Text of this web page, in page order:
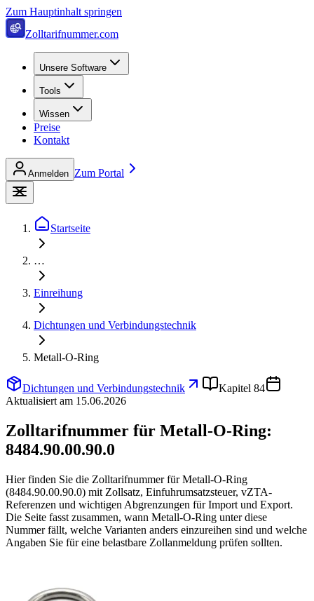
Zum Hauptinhalt springen
Zolltarifnummer.com
Unsere Software
Tools
Wissen
Preise
Kontakt
Anmelden Zum Portal
Startseite
…
Einreihung
Dichtungen und Verbindungstechnik
Metall-O-Ring
Dichtungen und Verbindungstechnik
Kapitel 84
Aktualisiert am 15.06.2026
Zolltarifnummer für Metall-O-Ring:
8484.90.00.90.0
Hier finden Sie die Zolltarifnummer für Metall-O-Ring
(8484.90.00.90.0) mit Zollsatz, Einfuhrumsatzsteuer, vZTA-
Referenzen und wichtigen Abgrenzungen für Import und Export.
Die Seite fasst zusammen, wann Metall-O-Ring unter diese
Nummer fällt, welche Varianten anders einzureihen sind und welche
Angaben Sie für eine belastbare Zollanmeldung prüfen sollten.